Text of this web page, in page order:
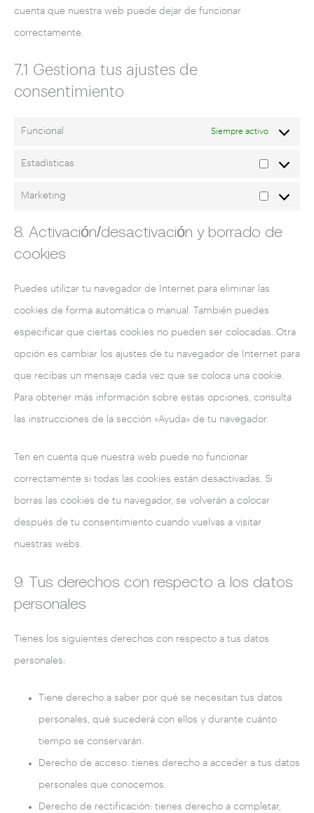
cuenta que nuestra web puede dejar de funcionar
correctamente.
7.1 Gestiona tus ajustes de
consentimiento
Funcional Siempre activo
Estadísticas
Marketing
8. Activación/desactivación y borrado de
cookies
Puedes utilizar tu navegador de Internet para eliminar las
cookies de forma automática o manual. También puedes
especificar que ciertas cookies no pueden ser colocadas. Otra
opción es cambiar los ajustes de tu navegador de Internet para
que recibas un mensaje cada vez que se coloca una cookie.
Para obtener más información sobre estas opciones, consulta
las instrucciones de la sección «Ayuda» de tu navegador.
Ten en cuenta que nuestra web puede no funcionar
correctamente si todas las cookies están desactivadas. Si
borras las cookies de tu navegador, se volverán a colocar
después de tu consentimiento cuando vuelvas a visitar
nuestras webs.
9. Tus derechos con respecto a los datos
personales
Tienes los siguientes derechos con respecto a tus datos
personales:
Tiene derecho a saber por qué se necesitan tus datos
personales, qué sucederá con ellos y durante cuánto
tiempo se conservarán.
Derecho de acceso: tienes derecho a acceder a tus datos
personales que conocemos.
Derecho de rectificación: tienes derecho a completar,